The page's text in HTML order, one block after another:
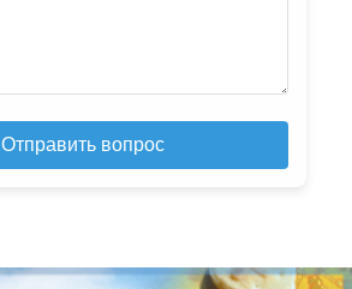
Отправить вопрос